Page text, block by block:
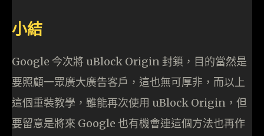
小結
Google 今次將 uBlock Origin 封鎖，目的當然是
要照顧一眾廣大廣告客戶，這也無可厚非，而以上
這個重裝教學，雖能再次使用 uBlock Origin，但
要留意是將來 Google 也有機會連這個方法也再作